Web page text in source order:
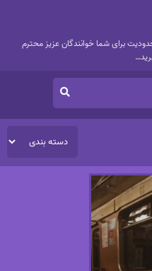
برای شما خوانندگان عزیز محترم